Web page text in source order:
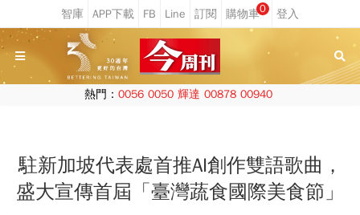
0
熱門： 0056 0050 輝達 00878 00940
駐新加坡代表處首推AI創作雙語歌曲，
盛大宣傳首屆「臺灣蔬食國際美食節」